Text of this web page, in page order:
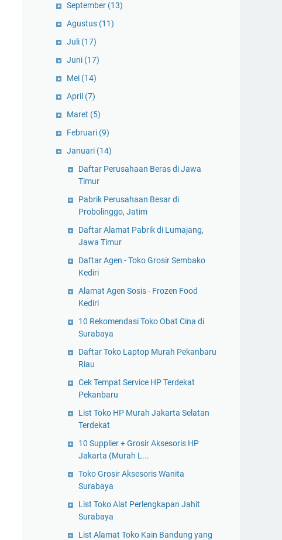
September (13)
Agustus (11)
Juli (17)
Juni (17)
Mei (14)
April (7)
Maret (5)
Februari (9)
Januari (14)
Daftar Perusahaan Beras di Jawa
Timur
Pabrik Perusahaan Besar di
Probolinggo, Jatim
Daftar Alamat Pabrik di Lumajang,
Jawa Timur
Daftar Agen - Toko Grosir Sembako
Kediri
Alamat Agen Sosis - Frozen Food
Kediri
10 Rekomendasi Toko Obat Cina di
Surabaya
Daftar Toko Laptop Murah Pekanbaru
Riau
Cek Tempat Service HP Terdekat
Pekanbaru
List Toko HP Murah Jakarta Selatan
Terdekat
10 Supplier + Grosir Aksesoris HP
Jakarta (Murah L...
Toko Grosir Aksesoris Wanita
Surabaya
List Toko Alat Perlengkapan Jahit
Surabaya
List Alamat Toko Kain Bandung yang